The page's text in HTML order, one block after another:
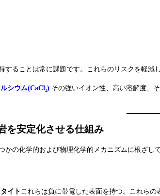
ることは常に課題です。これらのリスクを軽
シウム(CaCl₂).その強いイオン性、高い溶解度、
を安定化させる仕組み
の化学的および物理化学的メカニズムに根ざ
イト これらは負に帯電した表面を持つ。これらの